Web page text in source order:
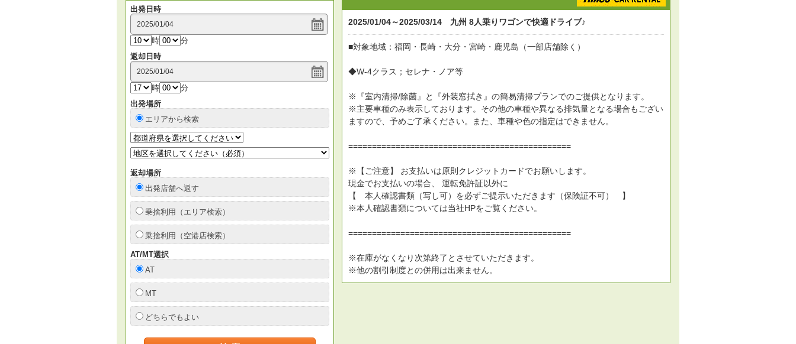
2025/01/04～2025/03/14 九州 8人乗りワゴンで快適ドライブ♪
■対象地域：福岡・長崎・大分・宮崎・鹿児島（一部店舗除く）
◆W-4クラス；セレナ・ノア等
※『室内清掃/除菌』と『外装窓拭き』の簡易清掃プランでのご提供となります。
※主要車種のみ表示しております。その他の車種や異なる排気量となる場合もござい
ますので、予めご了承ください。また、車種や色の指定はできません。
===============================================
※【ご注意】 お支払いは原則クレジットカードでお願いします。
現金でお支払いの場合、 運転免許証以外に
【 本人確認書類（写し可）を必ずご提示いただきます（保険証不可） 】
※本人確認書類については当社HPをご覧ください。
===============================================
※在庫がなくなり次第終了とさせていただきます。
※他の割引制度との併用は出来ません。
出発日時
時
分
返却日時
時
分
出発場所
エリアから検索
返却場所
出発店舗へ返す
乗捨利用（エリア検索）
乗捨利用（空港店検索）
AT/MT選択
AT
MT
どちらでもよい